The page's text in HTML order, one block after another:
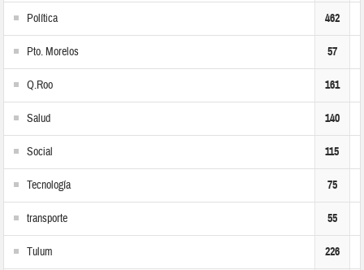
Política 462
Pto. Morelos 57
Q.Roo 161
Salud 140
Social 115
Tecnología 75
transporte 55
Tulum 226